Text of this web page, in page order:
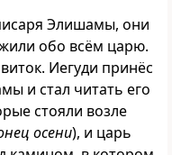
Элишамы, они
обо всём царю.
Иегуди принёс
и стал читать его
стояли возле
осени), и царь